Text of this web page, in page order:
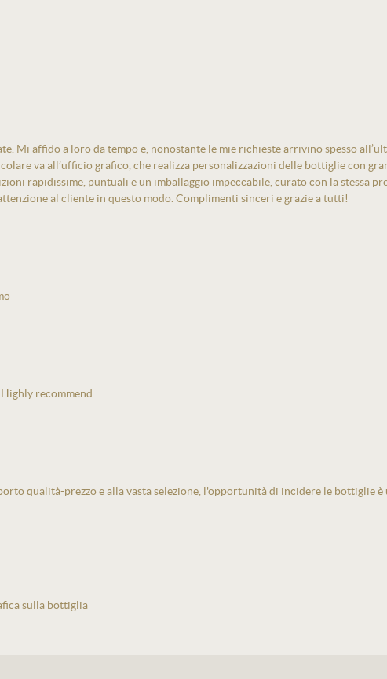
Mi affido a loro da tempo e, nonostante le mie richieste arrivino spesso
va all’ufficio grafico, che realizza personalizzazioni delle bottiglie con
rapidissime, puntuali e un imballaggio impeccabile, curato con la stessa
al cliente in questo modo. Complimenti sinceri e grazie a tutti!
recommend
qualità-prezzo e alla vasta selezione, l'opportunità di incidere le bottiglie
sulla bottiglia